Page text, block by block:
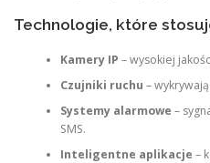
Technologie, które
Kamery IP – wysokiej
Czujniki ruchu –
Systemy alarmowe –
SMS.
Inteligentne aplikacje –